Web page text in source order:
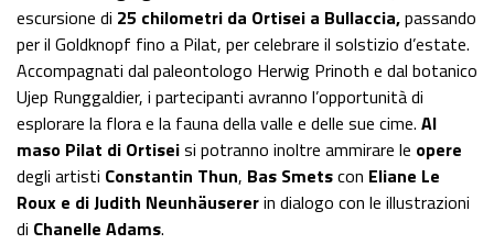
escursione di 25 chilometri da Ortisei a Bullaccia,passando
per il Goldknopf fino a Pilat, per celebrare il solstizio d’estate.
Accompagnati dal paleontologo Herwig Prinoth e dal botanico
Ujep Runggaldier, i partecipanti avranno l’opportunità di
esplorare la flora e la fauna della valle e delle sue cime. Al
maso Pilat di Ortiseisi potranno inoltre ammirare le opere
degli artisti Constantin Thun, Bas Smetscon Eliane Le
Roux e di Judith Neunhäusererin dialogo con le illustrazioni
di Chanelle Adams.